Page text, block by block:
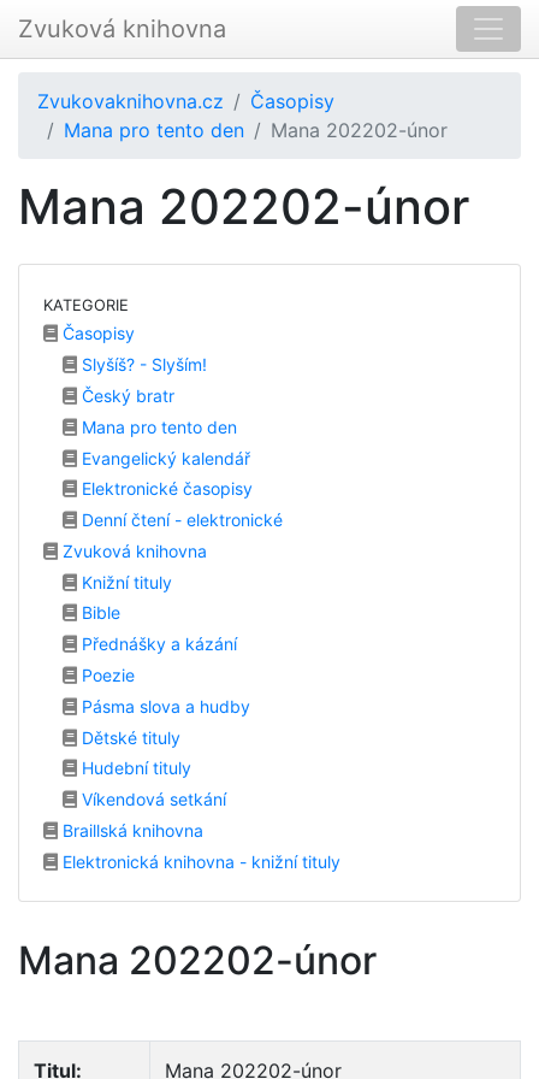
Zvuková knihovna
Zvukovaknihovna.cz
Časopisy
Mana pro tento den
Mana 202202-únor
Mana 202202-únor
KATEGORIE
Časopisy
Slyšíš? - Slyším!
Český bratr
Mana pro tento den
Evangelický kalendář
Elektronické časopisy
Denní čtení - elektronické
Zvuková knihovna
Knižní tituly
Bible
Přednášky a kázání
Poezie
Pásma slova a hudby
Dětské tituly
Hudební tituly
Víkendová setkání
Braillská knihovna
Elektronická knihovna - knižní tituly
Mana 202202-únor
Titul: Mana 202202-únor